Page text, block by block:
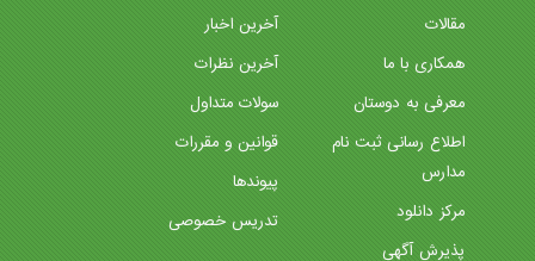
مقالات
همکاری با ما
معرفی به دوستان
اطلاع رسانی ثبت نام
مدارس
مرکز دانلود
پذیرش آگهی
آخرین اخبار
آخرین نظرات
سولات متداول
قوانین و مقررات
پیوندها
تدریس خصوصی